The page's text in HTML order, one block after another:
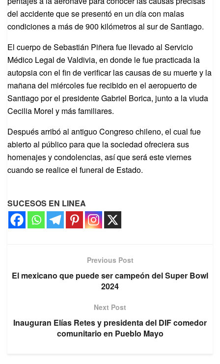
del accidente que se presentó en un día con malas
condiciones a más de 900 kilómetros al sur de Santiago.
El cuerpo de Sebastián Piñera fue llevado al Servicio
Médico Legal de Valdivia, en donde le fue practicada la
autopsia con el fin de verificar las causas de su muerte y la
mañana del miércoles fue recibido en el aeropuerto de
Santiago por el presidente Gabriel Borica, junto a la viuda
Cecilia Morel y más familiares.
Después arribó al antiguo Congreso chileno, el cual fue
abierto al público para que la sociedad ofreciera sus
homenajes y condolencias, así que será este viernes
cuando se realice el funeral de Estado.
SUCESOS EN LINEA
Previous Post
El mexicano que puede ser campeón del Super Bowl
2024
Next Post
Inauguran Elías Retes y presidenta del DIF comedor
comunitario en Pueblo Mayo